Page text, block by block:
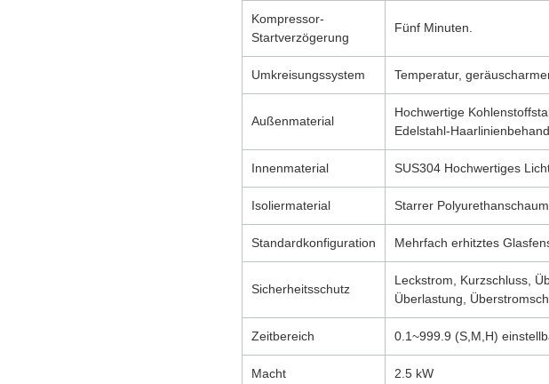
Kompressor-
Startverzögerung
Fünf Minuten.
Umkreisungssystem Temperatur,
Außenmaterial
Hochwertige
Edelstahl-
Innenmaterial SUS304 Hochwertiges
Isoliermaterial Starrer
Standardkonfiguration Mehrfach erhitztes
Sicherheitsschutz
Leckstrom, Kurzschluss,
Überlastung,
Zeitbereich 0.1~999.9 (S,M,H)
Macht 2.5 kW